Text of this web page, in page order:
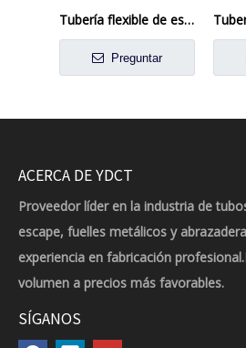
Tubería flexible de escape con enclavamiento
Preguntar
ACERCA DE YDCT
Proveedor líder en la industria de
escape, fuelles metálicos y
experiencia en fabricación
volumen a precios más favorables.
SÍGANOS